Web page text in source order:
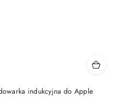
indukcyjna do Apple